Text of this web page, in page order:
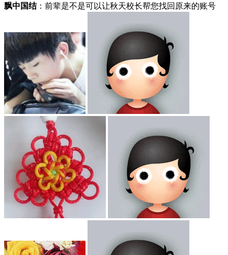
飘中国结：前辈是不是可以让秋天校长帮您找回原来的账号